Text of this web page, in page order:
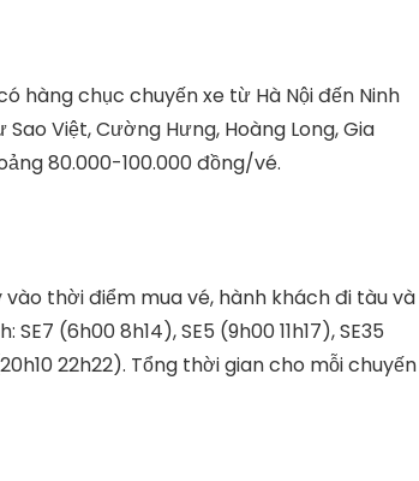
hàng chục chuyến xe từ Hà Nội đến Ninh
Việt, Cường Hưng, Hoàng Long, Gia
80.000-100.000 đồng/vé.
thời điểm mua vé, hành khách đi tàu và
(6h00 8h14), SE5 (9h00 11h17), SE35
(20h10 22h22). Tổng thời gian cho mỗi chuyến